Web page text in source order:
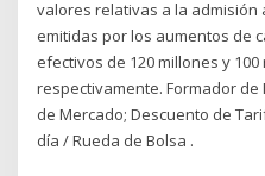
valores relativas a la admisión
emitidas por los aumentos de
efectivos de 120 millones y
respectivamente. Formador
de Mercado; Descuento de
día / Rueda de Bolsa .